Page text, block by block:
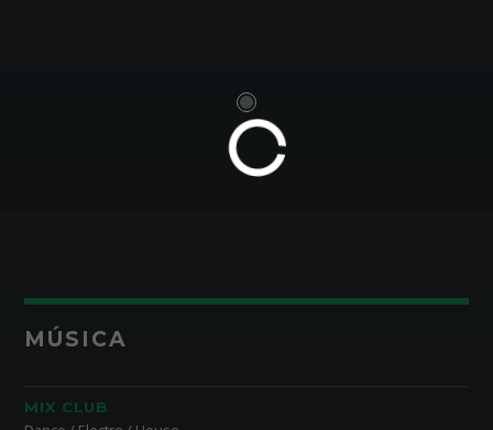
MÚSICA
MIX CLUB